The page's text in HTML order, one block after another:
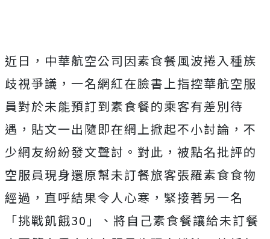
近日，中華航空公司因素食餐風波捲入種族
歧視爭議， 一名網紅在臉書上指控華航空服
員對於未能預訂到素食餐的乘客有差別待
遇，貼文一出隨即在網上掀起不小討論，不
少網友紛紛發文聲討。對此，被點名批評的
空服員現身還原幫未訂餐旅客張羅素食食物
經過，直呼結果令人心寒，緊接著另一名
「挑戰飢餓30」、將自己素食餐讓給未訂餐